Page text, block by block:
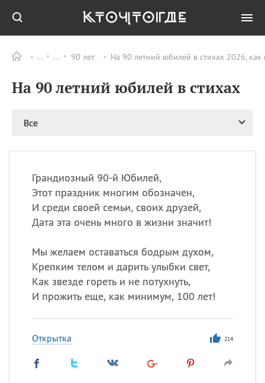
90 лет На 90 летний юбилей в стихах 2026, как
На 90 летний юбилей в стихах
Все
Грандиозный 90-й Юбилей,
Этот праздник многим обозначен,
И среди своей семьи, своих друзей,
Дата эта очень много в жизни значит!
Мы желаем оставаться бодрым духом,
Крепким телом и дарить улыбки свет,
Как звезде гореть и не потухнуть,
И прожить еще, как минимум, 100 лет!
Открытка 214
ПРАЗДНИКИ Все
09.08 День памяти
11.08 День полета на
воздушном шарике
11.08 День Святой Клары —
покровительницы
телевидения
ИМЕНА
Сегодня празднуют именины